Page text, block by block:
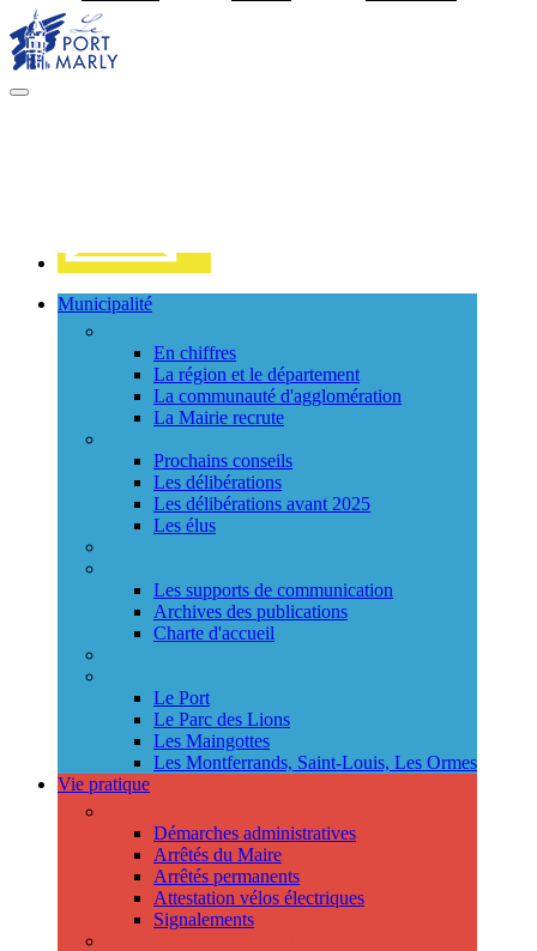
MENU
Municipalité
En chiffres
La région et le département
La communauté d'agglomération
La Mairie recrute
Prochains conseils
Les délibérations
Les délibérations avant 2025
Les élus
Les supports de communication
Archives des publications
Charte d'accueil
Le Port
Le Parc des Lions
Les Maingottes
Les Montferrands, Saint-Louis, Les Ormes
Vie pratique
Démarches administratives
Arrêtés du Maire
Arrêtés permanents
Attestation vélos électriques
Signalements